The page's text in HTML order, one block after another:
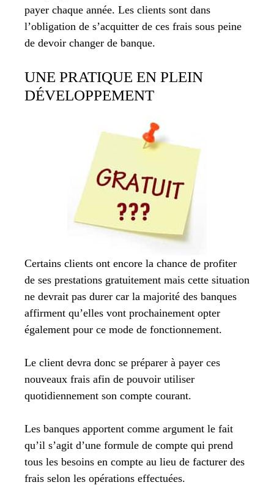
payer chaque année. Les clients sont dans
l’obligation de s’acquitter de ces frais sous peine
de devoir changer de banque.
UNE PRATIQUE EN PLEIN
DÉVELOPPEMENT
Certains clients ont encore la chance de profiter
de ses prestations gratuitement mais cette situation
ne devrait pas durer car la majorité des banques
affirment qu’elles vont prochainement opter
également pour ce mode de fonctionnement.
Le client devra donc se préparer à payer ces
nouveaux frais afin de pouvoir utiliser
quotidiennement son compte courant.
Les banques apportent comme argument le fait
qu’il s’agit d’une formule de compte qui prend
tous les besoins en compte au lieu de facturer des
frais selon les opérations effectuées.